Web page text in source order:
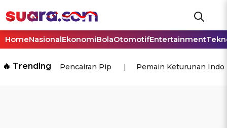
HomeNasionalEkonomiBolaOtomotifEntertainment
🔥 Trending Pencairan Pip Pemain Keturunan